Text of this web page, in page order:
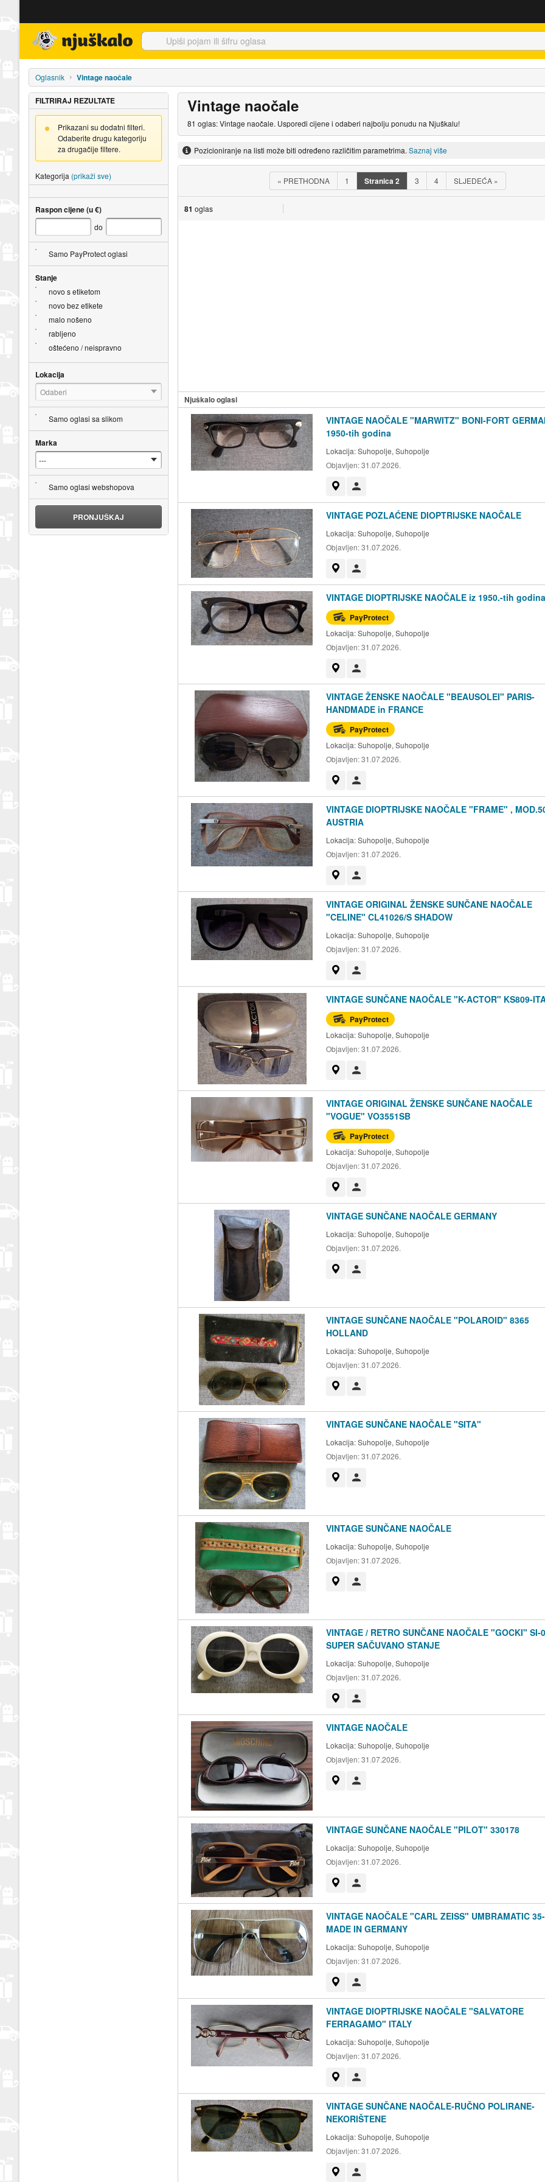
Oglasnik Vintage naočale
Vintage naočale
81 oglas: Vintage naočale. Usporedi cijene i odaberi najbolju ponudu na Njuškalu!
Pozicioniranje na listi može biti određeno različitim parametrima. Saznaj više
« PRETHODNA 1 Stranica2 3 4 SLJEDEĆA »
81 oglas
Njuškalo oglasi
VINTAGE NAOČALE "MARWITZ" BONI-FORT
1950-tih godina
Lokacija:Suhopolje, Suhopolje
Objavljen:31.07.2026.
VINTAGE POZLAĆENE DIOPTRIJSKE NAOČALE
Lokacija:Suhopolje, Suhopolje
Objavljen:31.07.2026.
VINTAGE DIOPTRIJSKE NAOČALE iz 1950.-tih godina
PayProtect
Lokacija:Suhopolje, Suhopolje
Objavljen:31.07.2026.
VINTAGE ŽENSKE NAOČALE "BEAUSOLEI" PARIS-
HANDMADE in FRANCE
PayProtect
Lokacija:Suhopolje, Suhopolje
Objavljen:31.07.2026.
VINTAGE DIOPTRIJSKE NAOČALE "FRAME" ,
AUSTRIA
Lokacija:Suhopolje, Suhopolje
Objavljen:31.07.2026.
VINTAGE ORIGINAL ŽENSKE SUNČANE NAOČALE
"CELINE" CL41026/S SHADOW
Lokacija:Suhopolje, Suhopolje
Objavljen:31.07.2026.
VINTAGE SUNČANE NAOČALE "K-ACTOR" KS809-
PayProtect
Lokacija:Suhopolje, Suhopolje
Objavljen:31.07.2026.
VINTAGE ORIGINAL ŽENSKE SUNČANE NAOČALE
"VOGUE" VO3551SB
PayProtect
Lokacija:Suhopolje, Suhopolje
Objavljen:31.07.2026.
VINTAGE SUNČANE NAOČALE GERMANY
Lokacija:Suhopolje, Suhopolje
Objavljen:31.07.2026.
VINTAGE SUNČANE NAOČALE "POLAROID" 8365
HOLLAND
Lokacija:Suhopolje, Suhopolje
Objavljen:31.07.2026.
VINTAGE SUNČANE NAOČALE "SITA"
Lokacija:Suhopolje, Suhopolje
Objavljen:31.07.2026.
VINTAGE SUNČANE NAOČALE
Lokacija:Suhopolje, Suhopolje
Objavljen:31.07.2026.
VINTAGE / RETRO SUNČANE NAOČALE "GOCKI" SI-
SUPER SAČUVANO STANJE
Lokacija:Suhopolje, Suhopolje
Objavljen:31.07.2026.
VINTAGE NAOČALE
Lokacija:Suhopolje, Suhopolje
Objavljen:31.07.2026.
VINTAGE SUNČANE NAOČALE "PILOT" 330178
Lokacija:Suhopolje, Suhopolje
Objavljen:31.07.2026.
VINTAGE NAOČALE "CARL ZEISS" UMBRAMATIC
MADE IN GERMANY
Lokacija:Suhopolje, Suhopolje
Objavljen:31.07.2026.
VINTAGE DIOPTRIJSKE NAOČALE "SALVATORE
FERRAGAMO" ITALY
Lokacija:Suhopolje, Suhopolje
Objavljen:31.07.2026.
VINTAGE SUNČANE NAOČALE-RUČNO POLIRANE-
NEKORIŠTENE
Lokacija:Suhopolje, Suhopolje
Objavljen:31.07.2026.
FILTRIRAJ REZULTATE
Prikazani su dodatni filteri.
Odaberite drugu kategoriju
za drugačije filtere.
Kategorija (prikaži sve)
Raspon cijene (u €)
do
Samo PayProtect oglasi
Stanje
novo s etiketom
novo bez etikete
malo nošeno
rabljeno
oštećeno / neispravno
Lokacija
Odaberi
Samo oglasi sa slikom
Marka
Samo oglasi webshopova
PRONJUŠKAJ